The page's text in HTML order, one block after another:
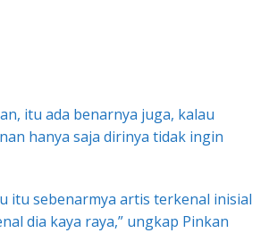
itu ada benarnya juga, kalau
hanya saja dirinya tidak ingin
itu sebenarmya artis terkenal inisial
dia kaya raya,” ungkap Pinkan